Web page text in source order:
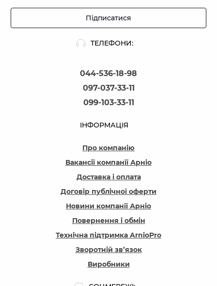
ТЕЛЕФОНИ:
044-536-18-98
097-037-33-11
099-103-33-11
Підписатися
ІНФОРМАЦІЯ
Про компанію
Вакансії компанїї Арніо
Доставка і оплата
Договір публічної оферти
Новини компанїї Арніо
Повернення і обмін
Технічна підтримка ArnioPro
Зворотній зв’язок
Виробники